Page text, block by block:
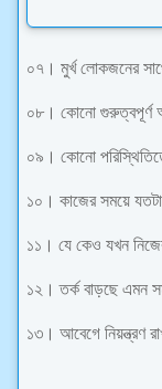
০৭। মুর্খ লোকজনের
০৮। কোনো গুরুত্বপূর্ণ
০৯। কোনো
১০। কাজের সময়ে
১১। যে কেও যখন
১২। তর্ক বাড়ছে এমন
১৩। আবেগে নিয়ন্ত্রণ